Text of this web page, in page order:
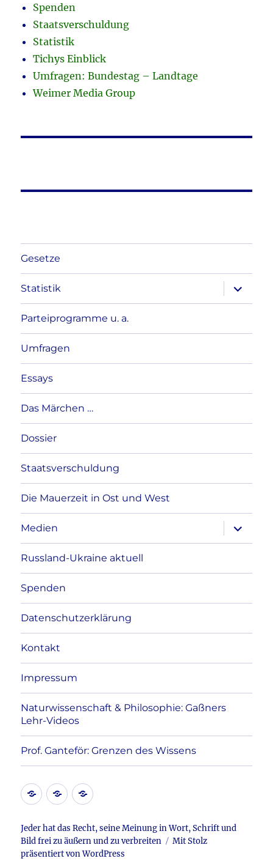
Spenden
Staatsverschuldung
Statistik
Tichys Einblick
Umfragen: Bundestag – Landtage
Weimer Media Group
Gesetze
Statistik
anzeigen
Parteiprogramme u. a.
Umfragen
Essays
Das Märchen …
Dossier
Staatsverschuldung
Die Mauerzeit in Ost und West
Medien
anzeigen
Russland-Ukraine aktuell
Spenden
Datenschutzerklärung
Kontakt
Impressum
Naturwissenschaft & Philosophie: Gaßners
Lehr-Videos
Prof. Ganteför: Grenzen des Wissens
KontaktDatenschutzerklärung
Impressum
Jeder hat das Recht, seine Meinung in Wort, Schrift und
Bild frei zu äußern und zu verbreiten
Mit Stolz
präsentiert von WordPress